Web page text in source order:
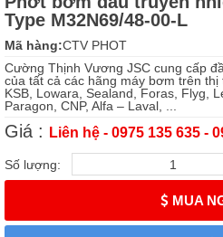
Type M32N69/48-00-L
Mã hàng:CTV PHOT
Cường Thịnh Vương JSC cung cấp
của tất cả các hãng máy bơm trên
KSB, Lowara, Sealand, Foras, Flyg,
Paragon, CNP, Alfa – Laval, ...
Giá : Liên hệ - 0975 135 635 -
Số lượng:
MUA